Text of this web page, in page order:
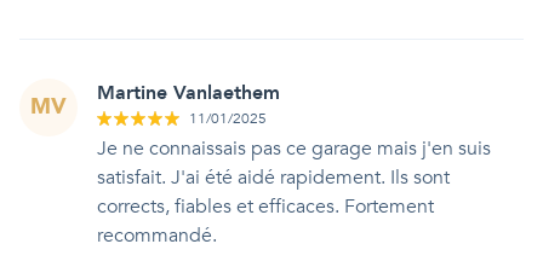
MV Martine Vanlaethem
11/01/2025
Je ne connaissais pas ce garage mais j'en suis
satisfait. J'ai été aidé rapidement. Ils sont
corrects, fiables et efficaces. Fortement
recommandé.